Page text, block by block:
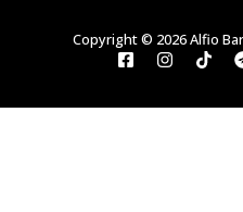
Copyright © 2026 Alfio